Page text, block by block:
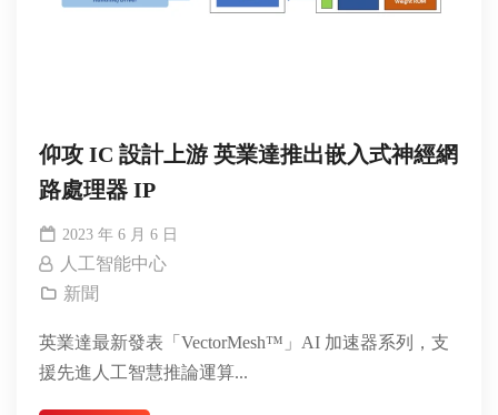
仰攻 IC 設計上游 英業達推出嵌入式神經網
路處理器 IP
2023 年 6 月 6 日
人工智能中心
新聞
英業達最新發表「VectorMesh™」AI 加速器系列，支
援先進人工智慧推論運算...